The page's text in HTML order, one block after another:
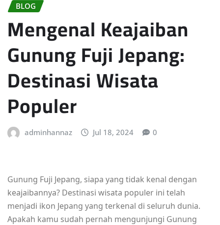
BLOG
Mengenal Keajaiban
Gunung Fuji Jepang:
Destinasi Wisata
Populer
adminhannaz Jul 18, 2024 0
Gunung Fuji Jepang, siapa yang tidak kenal dengan
keajaibannya? Destinasi wisata populer ini telah
menjadi ikon Jepang yang terkenal di seluruh dunia.
Apakah kamu sudah pernah mengunjungi Gunung